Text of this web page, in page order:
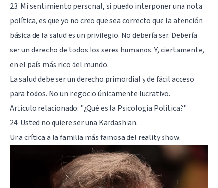
23. Mi sentimiento personal, si puedo interponer una nota
política, es que yo no creo que sea correcto que la atención
básica de la salud es un privilegio. No debería ser. Debería
ser un derecho de todos los seres humanos. Y, ciertamente,
en el país más rico del mundo.
La salud debe ser un derecho primordial y de fácil acceso
para todos. No un negocio únicamente lucrativo.
Artículo relacionado: "¿Qué es la Psicología Política?"
24. Usted no quiere ser una Kardashian.
Una crítica a la familia más famosa del reality show.